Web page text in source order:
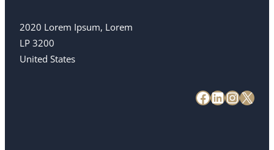
2020 Lorem Ipsum, Lorem
LP 3200
United States